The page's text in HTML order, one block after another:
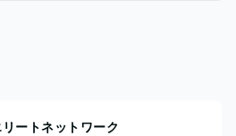
ートネットワーク